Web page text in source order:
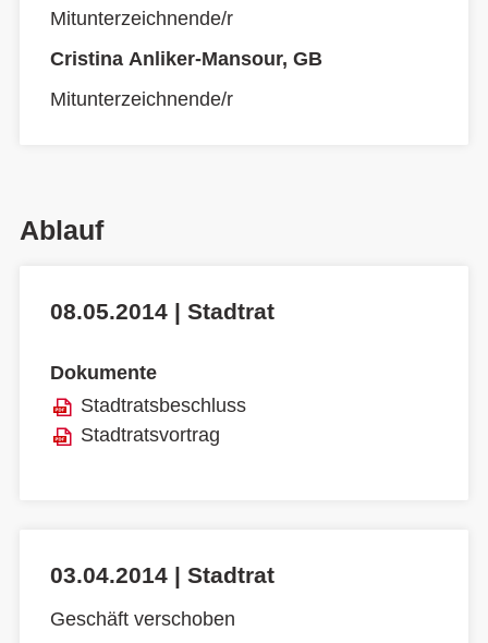
Mitunterzeichnende/r
Cristina Anliker-Mansour, GB
Mitunterzeichnende/r
Ablauf
08.05.2014 | Stadtrat
Dokumente
Stadtratsbeschluss
Stadtratsvortrag
03.04.2014 | Stadtrat
Geschäft verschoben